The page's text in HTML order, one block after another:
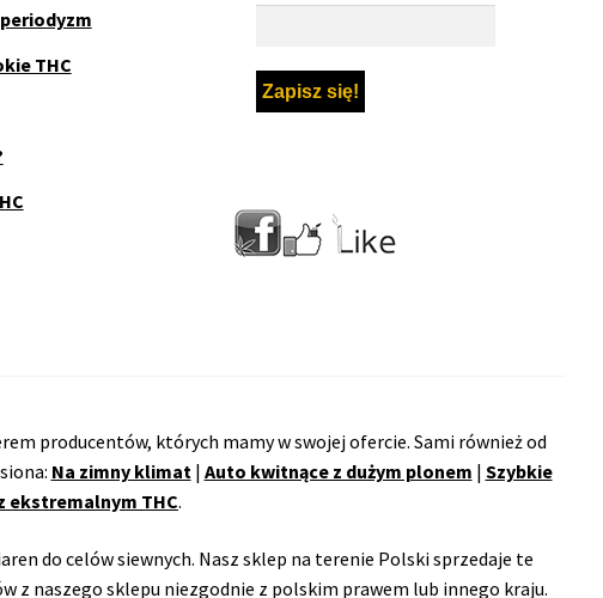
THC
producentów, których mamy w swojej ofercie. Sami również od
Na zimny klimat| Auto kwitnące z dużym plonem | Szybkie
ekstremalnym THC.
do celów siewnych. Nasz sklep na terenie Polski sprzedaje te
z naszego sklepu niezgodnie z polskim prawem lub innego kraju.